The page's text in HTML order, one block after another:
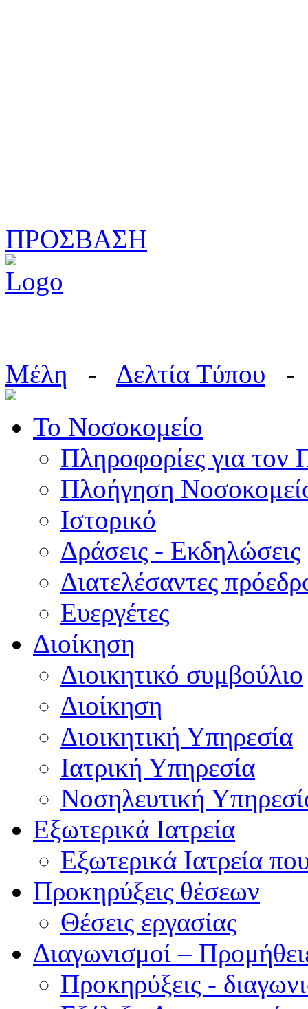
ΠΡΟΣΒΑΣΗ
Μέλη - Δελτία Τύπου
Το Νοσοκομείο
Πληροφορίες για τον
Πλοήγηση
Ιστορικό
Δράσεις - Εκδηλώσεις
Διατελέσαντες
Ευεργέτες
Διοίκηση
Διοικητικό συμβούλιο
Διοίκηση
Διοικητική Υπηρεσία
Ιατρική Υπηρεσία
Νοσηλευτική
Εξωτερικά Ιατρεία
Εξωτερικά Ιατρεία
Προκηρύξεις θέσεων
Θέσεις εργασίας
Διαγωνισμοί –
Προκηρύξεις -